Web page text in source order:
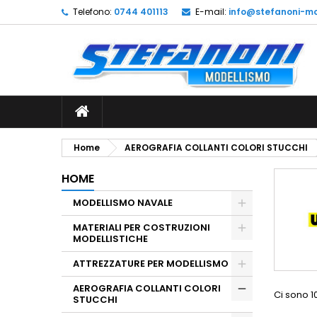
Telefono: 0744 401113 E-mail: info@stefanoni-
Home AEROGRAFIA COLLANTI COLORI STUCCHI
HOME
MODELLISMO NAVALE
MATERIALI PER COSTRUZIONI
MODELLISTICHE
ATTREZZATURE PER MODELLISMO
AEROGRAFIA COLLANTI COLORI
STUCCHI
Ci sono